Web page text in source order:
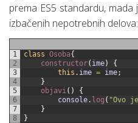
prema ES5 standardu,
izbačenih nepotrebnih delova:
1
2
3
4
5
6
7
8
class Osoba{
constructor( ime)
{
this . ime = ime;
}
objavi ( )
{
console. log ( "Ovo
}
}